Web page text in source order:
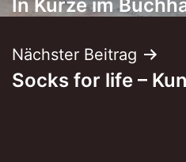
In Kürze im
Nächster Beitrag
Socks for life –